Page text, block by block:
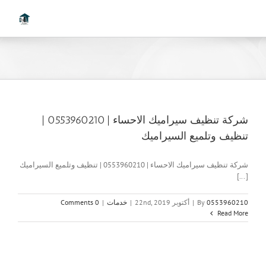
شركة تنظيف سيراميك الاحساء | 0553960210 |
تنظيف وتلميع السيراميك
شركة تنظيف سيراميك الاحساء | 0553960210 | تنظيف وتلميع السيراميك
[...]
By 0553960210
| أكتوبر 22nd, 2019 | خدمات |
0 Comments
Read More